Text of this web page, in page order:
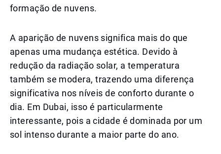
formação de nuvens.
A aparição de nuvens significa mais do que
apenas uma mudança estética. Devido à
redução da radiação solar, a temperatura
também se modera, trazendo uma diferença
significativa nos níveis de conforto durante o
dia. Em Dubai, isso é particularmente
interessante, pois a cidade é dominada por um
sol intenso durante a maior parte do ano.